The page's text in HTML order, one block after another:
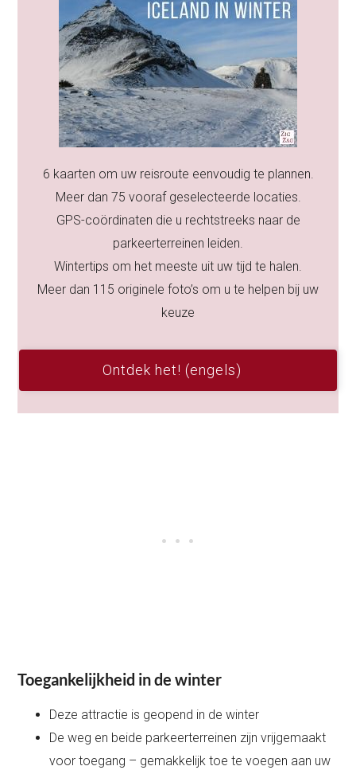
6 kaarten om uw reisroute eenvoudig te plannen.
Meer dan 75 vooraf geselecteerde locaties.
GPS-coördinaten die u rechtstreeks naar de
parkeerterreinen leiden.
Wintertips om het meeste uit uw tijd te halen.
Meer dan 115 originele foto’s om u te helpen bij uw
keuze
Ontdek het! (engels)
Toegankelijkheid in de winter
Deze attractie is geopend in de winter
De weg en beide parkeerterreinen zijn vrijgemaakt
voor toegang – gemakkelijk toe te voegen aan uw